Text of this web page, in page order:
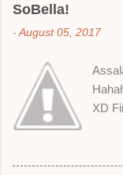
SoBella!
- August 05, 2017
XD
Nak